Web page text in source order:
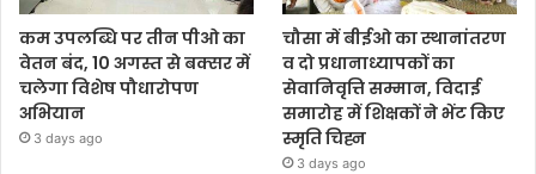
कम उपलब्धि पर तीन पीओ का
वेतन बंद, 10 अगस्त से बक्सर में
चलेगा विशेष पौधारोपण
अभियान
3 days ago
चौसा में बीईओ का स्थानांतरण
व दो प्रधानाध्यापकों का
सेवानिवृत्ति सम्मान, विदाई
समारोह में शिक्षकों ने भेंट किए
स्मृति चिह्न
3 days ago